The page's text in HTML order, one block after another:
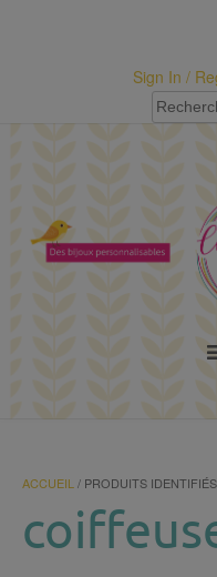
Sign In /
pour :
ACCUEIL / PRODUITS